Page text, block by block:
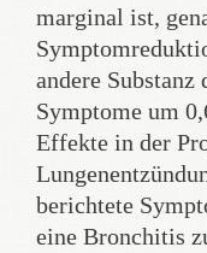
marginal ist,
andere
Symptome um
Effekte in der
berichtete
eine Bronchitis